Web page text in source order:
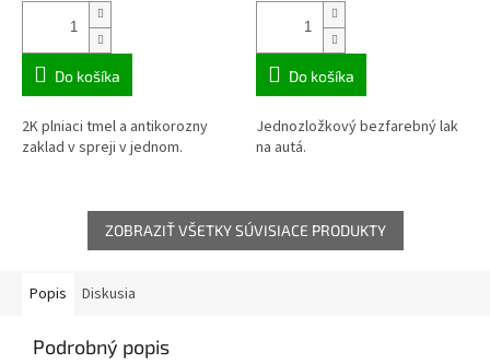
Do košíka
2K plniaci tmel a antikorozny
zaklad v spreji v jednom.
Do košíka
Jednozložkový bezfarebný lak
na autá.
ZOBRAZIŤ VŠETKY SÚVISIACE PRODUKTY
Popis Diskusia
Podrobný popis